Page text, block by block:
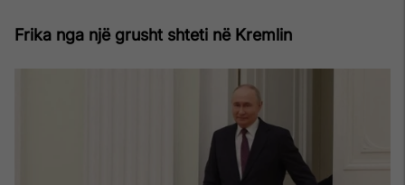
Frika nga një grusht shteti në Kremlin